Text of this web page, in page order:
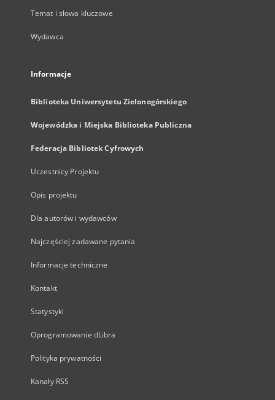
Temat i słowa kluczowe
Wydawca
Informacje
Biblioteka Uniwersytetu Zielonogórskiego
Wojewódzka i Miejska Biblioteka Publiczna
Federacja Bibliotek Cyfrowych
Uczestnicy Projektu
Opis projektu
Dla autorów i wydawców
Najczęściej zadawane pytania
Informacje techniczne
Kontakt
Statystyki
Oprogramowanie dLibra
Polityka prywatności
Kanały RSS